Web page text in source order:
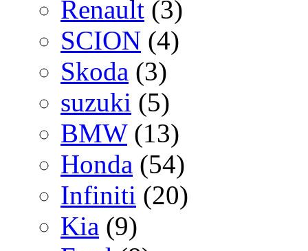
Renault (3)
SCION (4)
Skoda (3)
suzuki (5)
BMW (13)
Honda (54)
Infiniti (20)
Kia (9)